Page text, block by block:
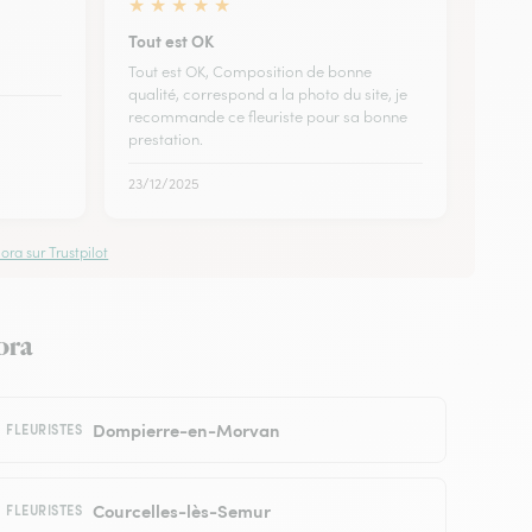
Tout est OK
Tout est OK, Composition de bonne
qualité, correspond a la photo du site, je
recommande ce fleuriste pour sa bonne
prestation.
23/12/2025
sur Trustpilot
FLEURISTES Dompierre-en-Morvan
FLEURISTES Courcelles-lès-Semur